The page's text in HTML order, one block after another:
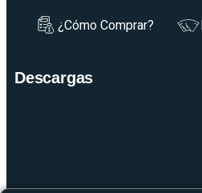
¿Cómo Comprar?
Descargas